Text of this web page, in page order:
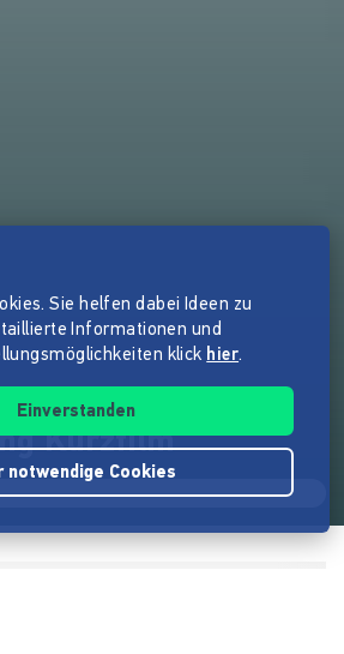
Kurzfilm
Sie helfen dabei Ideen zu
Informationen und
klick hier.
Einverstanden
notwendige Cookies